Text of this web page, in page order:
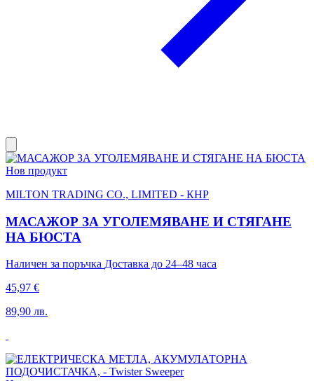
Нов продукт
MILTON TRADING CO., LIMITED - КНР
МАСАЖОР ЗА УГОЛЕМЯВАНЕ И СТЯГАНЕ
НА БЮСТА
Наличен за поръчка Доставка до 24–48 часа
45,97 €
89,90 лв.